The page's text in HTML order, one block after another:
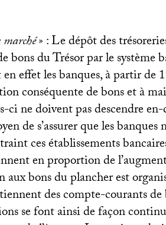
»: Le dépôt des
bons du Trésor par le système
effet les banques, à partir de
conséquente de bons et à
ne doivent pas descendre en-
de s’assurer que les banques
ces établissements
en proportion de
bons du plancher est
des compte-courants
se font ainsi de façon